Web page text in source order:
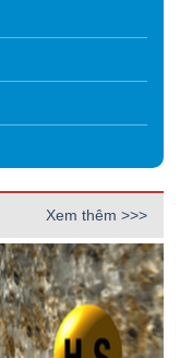
Xem thêm >>>